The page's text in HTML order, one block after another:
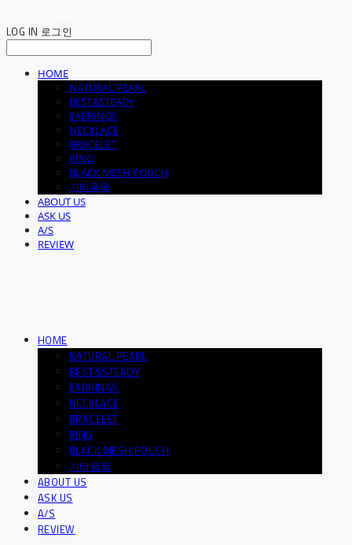
LOG IN 로그인
HOME
NATURAL PEARL
BEST&STEADY
EARRINGS
NECKLACE
BRACELET
RING
BLACK MESH POUCH
기타품목
ABOUT US
ASK US
A/S
REVIEW
HOME
NATURAL PEARL
BEST&STEADY
EARRINGS
NECKLACE
BRACELET
RING
BLACK MESH POUCH
기타품목
ABOUT US
ASK US
A/S
REVIEW